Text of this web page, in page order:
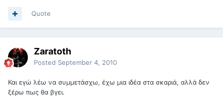
Quote
Zaratoth
Posted September 4, 2010
Και εγώ λέω να συμμετάσχω, έχω μια ιδέα στα σκαριά, αλλά δεν
ξέρω πως θα βγει.